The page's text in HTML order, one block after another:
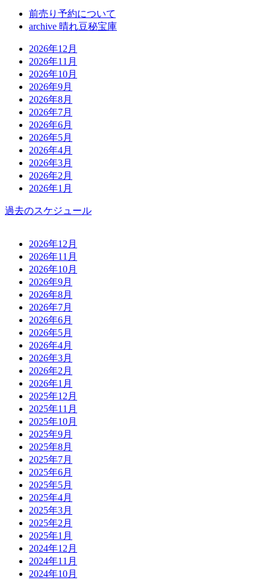
前売り予約について
archive 晴れ豆秘宝庫
2026年12月
2026年11月
2026年10月
2026年9月
2026年8月
2026年7月
2026年6月
2026年5月
2026年4月
2026年3月
2026年2月
2026年1月
過去のスケジュール
2026年12月
2026年11月
2026年10月
2026年9月
2026年8月
2026年7月
2026年6月
2026年5月
2026年4月
2026年3月
2026年2月
2026年1月
2025年12月
2025年11月
2025年10月
2025年9月
2025年8月
2025年7月
2025年6月
2025年5月
2025年4月
2025年3月
2025年2月
2025年1月
2024年12月
2024年11月
2024年10月